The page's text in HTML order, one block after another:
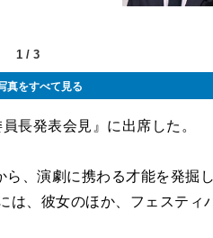
1 / 3
真をすべて見る
長発表会見』に出席した。
、演劇に携わる才能を発掘
、彼女のほか、フェステ